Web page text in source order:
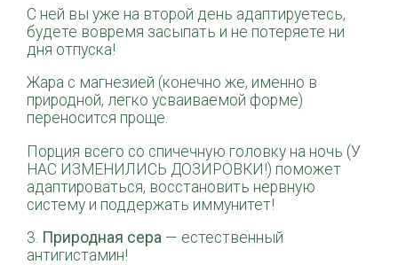
С ней вы уже на второй день адаптируетесь,
будете вовремя засыпать и не потеряете ни
дня отпуска!
Жара с магнезией (конечно же, именно в
природной, легко усваиваемой форме)
переносится проще.
Порция всего со спичечную головку на ночь (У
НАС ИЗМЕНИЛИСЬ ДОЗИРОВКИ!) поможет
адаптироваться, восстановить нервную
систему и поддержать иммунитет!
3. Природная сера — естественный
антигистамин!